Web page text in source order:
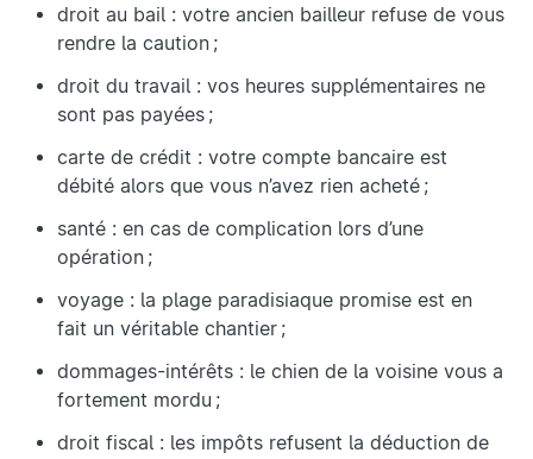
droit au bail : votre ancien bailleur refuse de vous
rendre la caution ;
droit du travail : vos heures supplémentaires ne
sont pas payées ;
carte de crédit : votre compte bancaire est
débité alors que vous n’avez rien acheté ;
santé : en cas de complication lors d’une
opération ;
voyage : la plage paradisiaque promise est en
fait un véritable chantier ;
dommages-intérêts : le chien de la voisine vous a
fortement mordu ;
droit fiscal : les impôts refusent la déduction de